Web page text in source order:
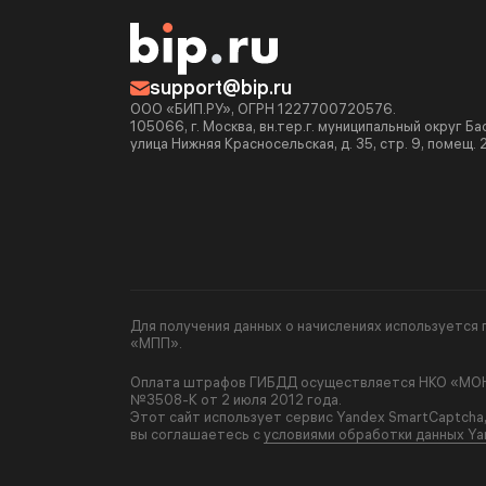
support@bip.ru
ООО «БИП.РУ», ОГРН 1227700720576.
105066, г. Москва, вн.тер.г. муниципальный округ
улица Нижняя Красносельская, д. 35, стр. 9, помещ.
Для получения данных о начислениях
«МПП».
Оплата штрафов ГИБДД осуществляется НКО
№3508-К от 2 июля 2012 года.
Этот сайт использует сервис Yandex
вы соглашаетесь сусловиями обработки данных